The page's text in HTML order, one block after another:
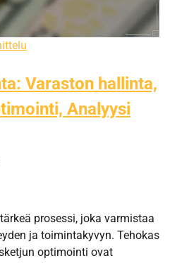
Varaston hallinta,
Analyysi
prosessi, joka varmistaa
ja toimintakyvyn. Tehokas
optimointi ovat